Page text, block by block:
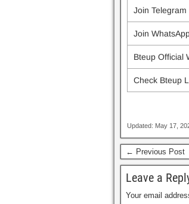
Join Telegram
Join
Bteup Official
Check Bteup
Updated: May 17,
← Previous Post
Leave a
Your email